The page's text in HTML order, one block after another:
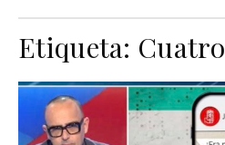
Etiqueta: Cuatro